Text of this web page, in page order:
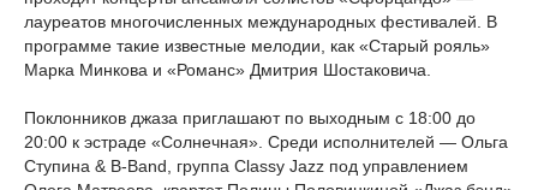
лауреатов многочисленных международных фестивалей. В
программе такие известные мелодии, как «Старый рояль»
Марка Минкова и «Романс» Дмитрия Шостаковича.
Поклонников джаза приглашают по выходным с 18:00 до
20:00 к эстраде «Солнечная». Среди исполнителей — Ольга
Ступина & B-Band, группа Classy Jazz под управлением